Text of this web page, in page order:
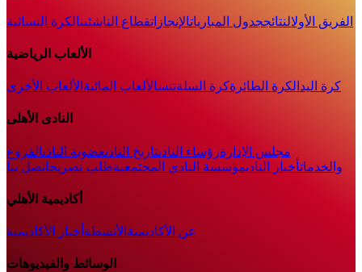
الفريق الأولالنتائججدول المبارياتالإنجازاتقطاع الناشئينالكرة النسائية
الألعاب الرياضية
كرة اليد الكرة الطائرةكرة السلةتنسالألعاب المائية الألعاب الأخرى
النادى الأهلى
مجلس الإدارةرؤساء النادىتاريخ النادىعضوية النادىالفروع
والخدماتأخبار الناديمؤسسة النادي المجتمعيةطلب تصريحاتصل بنا
أكاديمية الأهلي
عن الأكاديمية الأنشطة أخبار الأكاديمية
الوسائط والفيديوهات